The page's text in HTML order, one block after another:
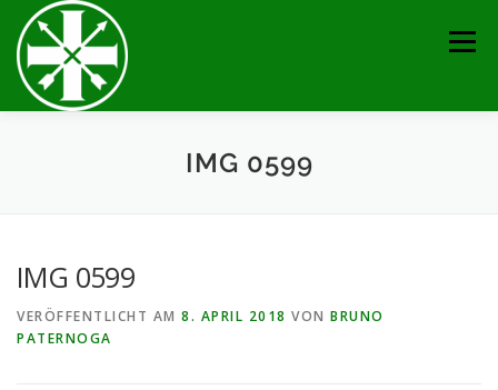
Inhalt
springen
Menü
TERMINE BRUDERSCHAFT
SERVICE IMPRESSUM
IMG 0599
IMG 0599
VERÖFFENTLICHT AM 8. APRIL 2018 VON BRUNO
PATERNOGA